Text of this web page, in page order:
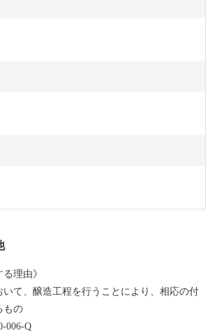
理由》
て、醸造工程を行うことにより、相応の付
もの
006-Q